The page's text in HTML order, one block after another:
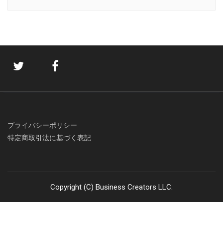
プライバシーポリシー
特定商取引法に基づく表記
Copyright (C) Business Creators LLC.